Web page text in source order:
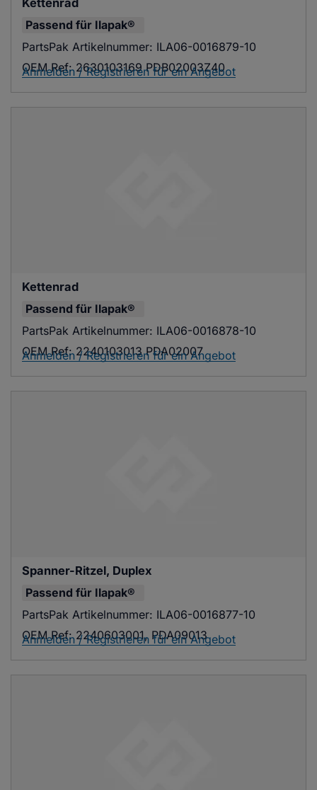
Kettenrad
Passend für Ilapak®
PartsPak Artikelnummer: ILA06-0016879-10
OEM Ref: 2630103169 PDB02003Z40
Anmelden / Registrieren für ein Angebot
Kettenrad
Passend für Ilapak®
PartsPak Artikelnummer: ILA06-0016878-10
OEM Ref: 2240103013 PDA02007
Anmelden / Registrieren für ein Angebot
Spanner-Ritzel, Duplex
Passend für Ilapak®
PartsPak Artikelnummer: ILA06-0016877-10
OEM Ref: 2240603001, PDA09013
Anmelden / Registrieren für ein Angebot